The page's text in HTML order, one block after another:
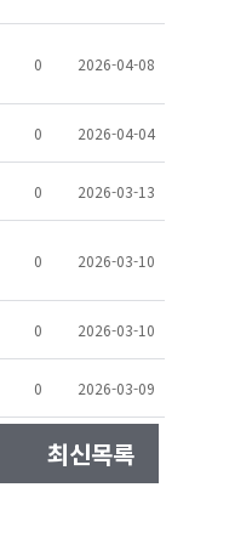
0 2026-04-08
0 2026-04-04
0 2026-03-13
0 2026-03-10
0 2026-03-10
0 2026-03-09
최신목록